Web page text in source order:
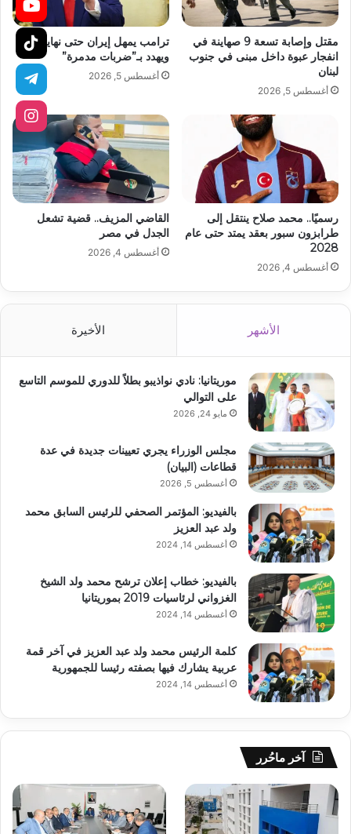
مقتل وإصابة تسعة 9 صهاينة في
انفجار عبوة داخل مبنى في جنوب
لبنان
أغسطس 5, 2026
ترامب يمهل إيران حتى نهاية اليوم
ويهدد بـ”ضربات مدمرة”
أغسطس 5, 2026
رسميًا.. محمد صلاح ينتقل إلى
طرابزون سبور بعقد يمتد حتى عام
2028
أغسطس 4, 2026
القاضي المزيف.. قضية تشعل
الجدل في مصر
أغسطس 4, 2026
الأشهر الأخيرة
موريتانيا: نادي نواذيبو بطلاً للدوري للموسم التاسع
على التوالي
مايو 24, 2026
مجلس الوزراء يجري تعيينات جديدة في عدة
قطاعات (البيان)
أغسطس 5, 2026
بالفيديو: المؤتمر الصحفي للرئيس السابق محمد
ولد عبد العزيز
أغسطس 14, 2024
بالفيديو: خطاب إعلان ترشح محمد ولد الشيخ
الغزواني لرئاسيات 2019 بموريتانيا
أغسطس 14, 2024
كلمة الرئيس محمد ولد عبد العزيز في آخر قمة
عربية يشارك فيها بصفته رئيسا للجمهورية
أغسطس 14, 2024
آخر ماحُرر